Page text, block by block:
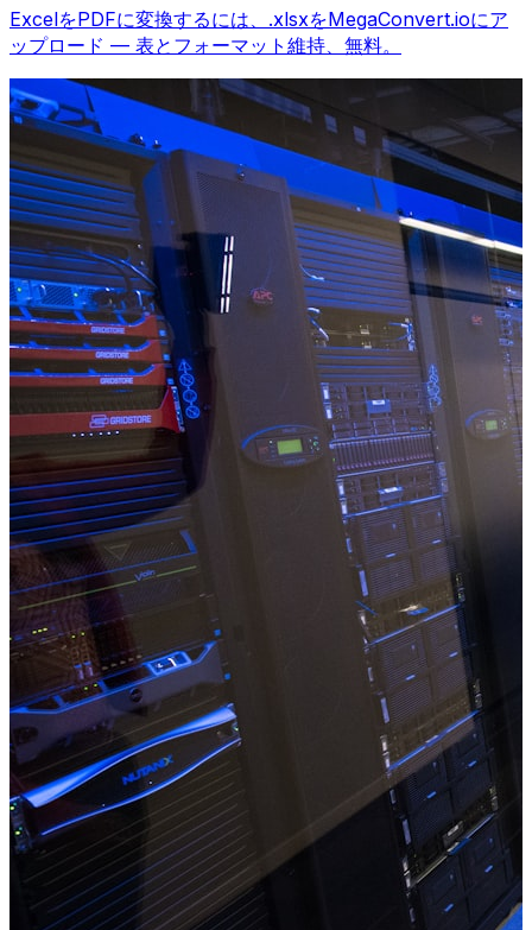
ExcelをPDFに変換するには、.xlsxをMegaConvert.ioにア
ップロード — 表とフォーマット維持、無料。